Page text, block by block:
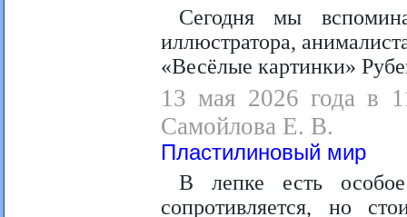
Сегодня мы
иллюстратора,
«Весёлые картинки»
13 мая 2026 года в
Самойлова Е. В.
Пластилиновый мир
В лепке есть
сопротивляется, но